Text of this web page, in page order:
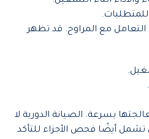
للمتطلبات.
التعامل مع المراوح. قد تظهر
بسرعة. الصيانة الدورية لا
أيضًا فحص الأجزاء للتأكد